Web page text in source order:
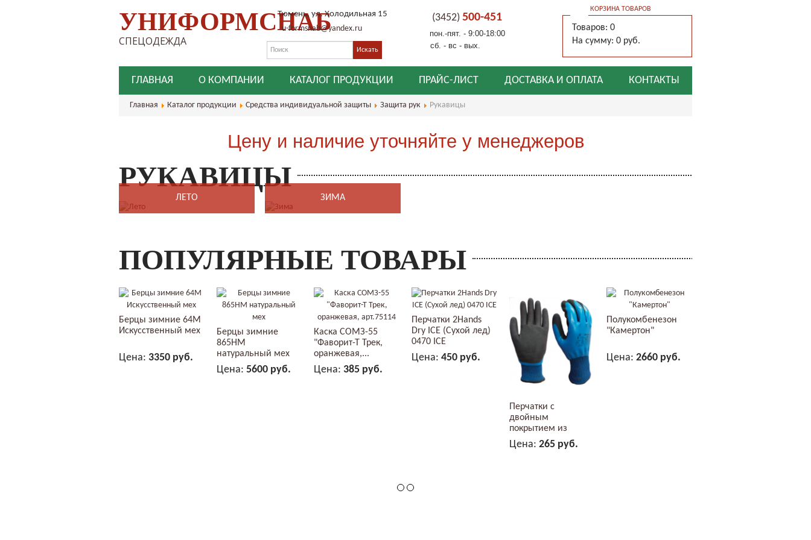
УНИФОРМСНАБ
СПЕЦОДЕЖДА
Тюмень, ул. Холодильная 15
u-formsnab@yandex.ru
(3452) 500-451
пон.-пят. - 9:00-18:00
сб. - вс - вых.
КОРЗИНА ТОВАРОВ
Товаров: 0
На сумму: 0 руб.
ГЛАВНАЯ О КОМПАНИИ КАТАЛОГ ПРОДУКЦИИ ПРАЙС-ЛИСТ ДОСТАВКА И ОПЛАТА КОНТАКТЫ
Главная Каталог продукции Средства индивидуальной защиты Защита рук Рукавицы
Цену и наличие уточняйте у менеджеров
РУКАВИЦЫ
ЛЕТО ЗИМА
ПОПУЛЯРНЫЕ ТОВАРЫ
Берцы зимние 64М
Искусственный мех
Цена: 3350 руб.
Берцы зимние
865НМ
натуральный мех
Цена: 5600 руб.
Каска СОМЗ-55
"Фаворит-Т Трек,
оранжевая,...
Цена:385 руб.
Перчатки 2Hands
Dry ICE (Сухой лед)
0470 ICE
Цена: 450 руб.
Перчатки с
двойным
покрытием из
нитрила 2Hands...
Цена: 265 руб.
Полукомбенезон
"Камертон"
Цена:2660 руб.